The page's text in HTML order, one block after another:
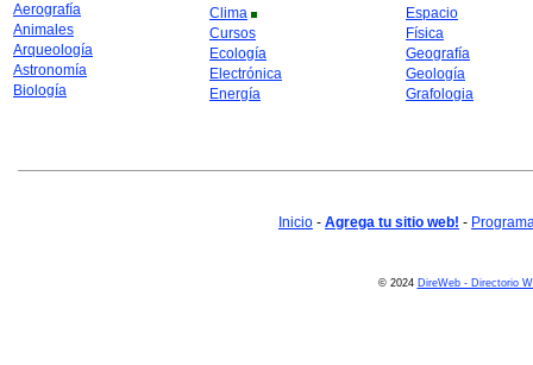
Aerografía
Animales
Arqueología
Astronomía
Biología
Clima
Cursos
Ecología
Electrónica
Energía
Espacio
Física
Geografía
Geología
Grafologia
Inicio - Agrega tu sitio web! -
© 2024 DireWeb - Directorio